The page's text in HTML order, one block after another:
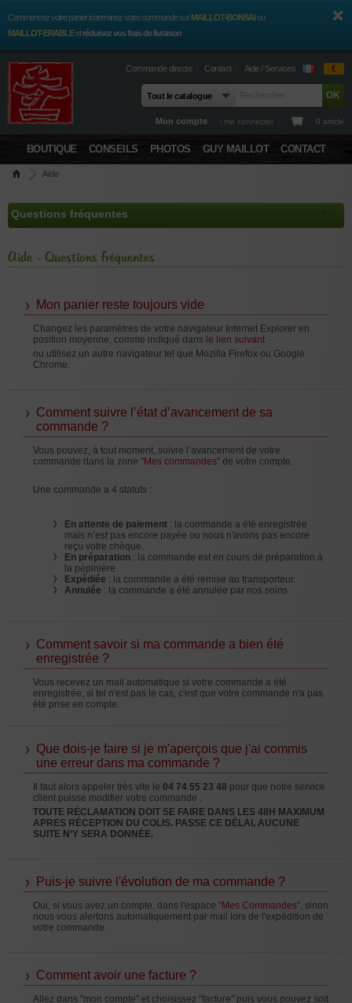
Commencez votre panier ici terminez votre commande surMAILLOT-BONSAIou
MAILLOT-ERABLEetréduisez vos frais de livraison
Commande directe Contact Aide / Services €
Mon compte › me connecter 0 article
BOUTIQUE CONSEILS PHOTOS GUY MAILLOT CONTACT
Aide
Aide - Questions fréquentes
Mon panier reste toujours vide
Changez les paramètres de votre navigateur Internet Explorer en
position moyenne, comme indiqué dans le lien suivant
ou utilisez un autre navigateur tel que Mozilla Firefox ou Google
Chrome.
Comment suivre l’état d’avancement de sa
commande ?
Vous pouvez, à tout moment, suivre l’avancement de votre
commande dans la zone "Mes commandes" de votre compte.
Une commande a 4 statuts :
En attente de paiement : la commande a été enregistrée
mais n’est pas encore payée ou nous n'avons pas encore
reçu votre chèque.
En préparation : la commande est en cours de préparation à
la pépinière
Expédiée : la commande a été remise au transporteur.
Annulée : la commande a été annulée par nos soins
Comment savoir si ma commande a bien été
enregistrée ?
Vous recevez un mail automatique si votre commande a été
enregistrée, si tel n'est pas le cas, c'est que votre commande n'a pas
été prise en compte.
Que dois-je faire si je m'aperçois que j'ai commis
une erreur dans ma commande ?
Il faut alors appeler très vite le 04 74 55 23 48 pour que notre service
client puisse modifier votre commande .
TOUTE RÉCLAMATION DOIT SE FAIRE DANS LES 48H MAXIMUM
APRES RÉCEPTION DU COLIS. PASSE CE DÉLAI, AUCUNE
SUITE N’Y SERA DONNÉE.
Puis-je suivre l'évolution de ma commande ?
Oui, si vous avez un compte, dans l'espace "Mes Commandes", sinon
nous vous alertons automatiquement par mail lors de l'expédition de
votre commande.
Comment avoir une facture ?
Allez dans "mon compte" et choisissez "facture" puis vous pouvez soit